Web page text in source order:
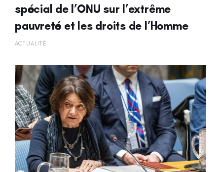
spécial de l’ONU sur l’extrême
pauvreté et les droits de l’Homme
ACTUALITÉ